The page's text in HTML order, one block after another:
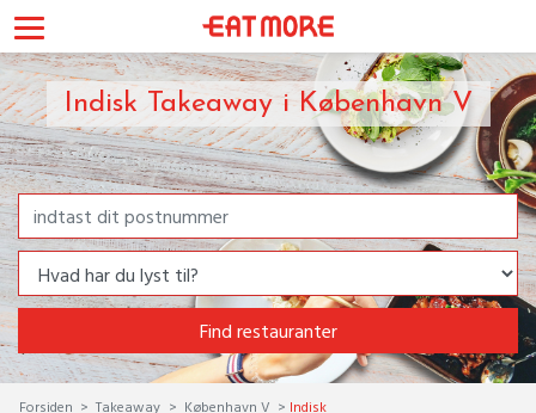
Indisk Takeaway i København V
Find restauranter
Forsiden Takeaway København V Indisk